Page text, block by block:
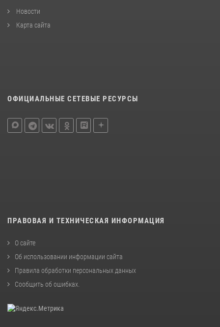
Новости
Карта сайта
ОФИЦИАЛЬНЫЕ СЕТЕВЫЕ РЕСУРСЫ
ПРАВОВАЯ И ТЕХНИЧЕСКАЯ ИНФОРМАЦИЯ
О сайте
Об использовании информации сайта
Правила обработки персональных данных
Сообщить об ошибках